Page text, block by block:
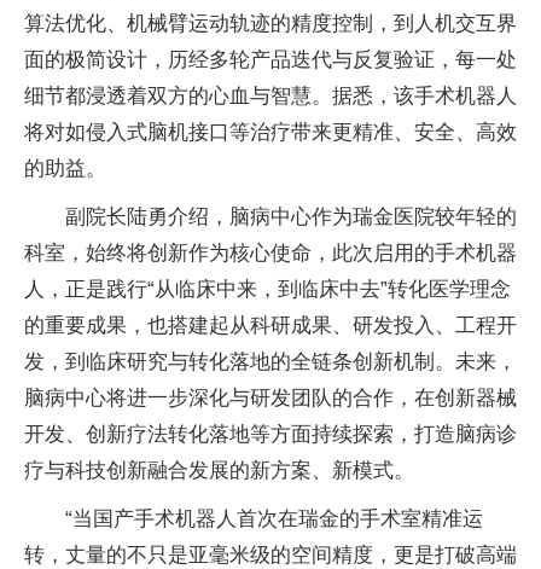
算法优化、机械臂运动轨迹的精度控制，到人机交互界
面的极简设计，历经多轮产品迭代与反复验证，每一处
细节都浸透着双方的心血与智慧。据悉，该手术机器人
将对如侵入式脑机接口等治疗带来更精准、安全、高效
的助益。
副院长陆勇介绍，脑病中心作为瑞金医院较年轻的
科室，始终将创新作为核心使命，此次启用的手术机器
人，正是践行“从临床中来，到临床中去”转化医学理念
的重要成果，也搭建起从科研成果、研发投入、工程开
发，到临床研究与转化落地的全链条创新机制。未来，
脑病中心将进一步深化与研发团队的合作，在创新器械
开发、创新疗法转化落地等方面持续探索，打造脑病诊
疗与科技创新融合发展的新方案、新模式。
“当国产手术机器人首次在瑞金的手术室精准运
转，丈量的不只是亚毫米级的空间精度，更是打破高端